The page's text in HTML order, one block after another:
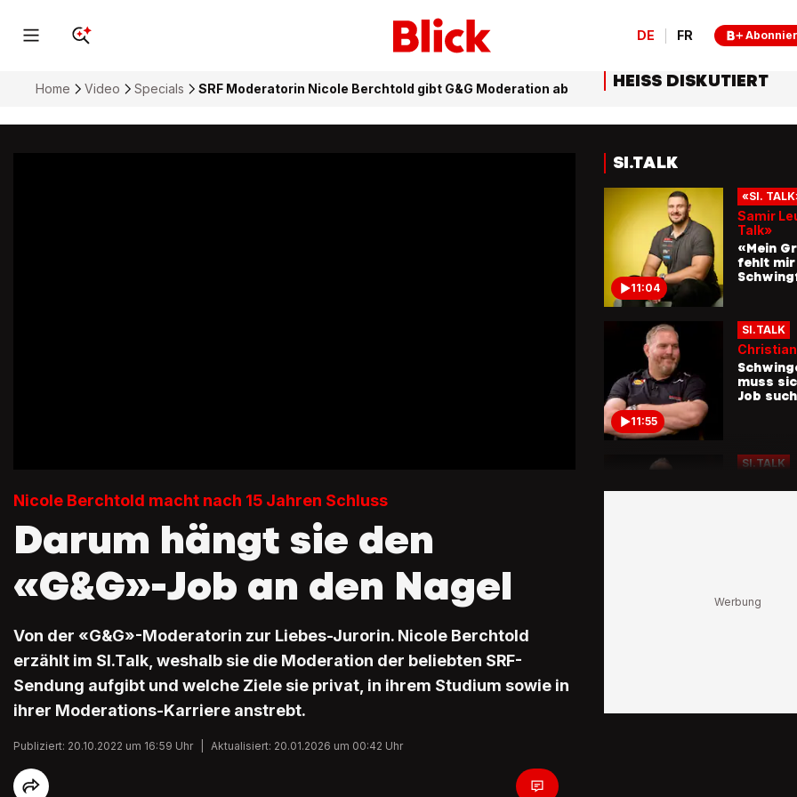
DE FR
Home Video Specials SRF Moderatorin Nicole Berchtold gibt G&G Moderation ab
Nicole Berchtold macht nach 15 Jahren Schluss
Darum hängt sie den
«G&G»-Job an den Nagel
Von der «G&G»-Moderatorin zur Liebes-Jurorin. Nicole Berchtold
erzählt im SI.Talk, weshalb sie die Moderation der beliebten SRF-
Sendung aufgibt und welche Ziele sie privat, in ihrem Studium sowie in
ihrer Moderations-Karriere anstrebt.
Publiziert: 20.10.2022 um 16:59 Uhr Aktualisiert: 20.01.2026 um 00:42 Uhr
SI.TALK
11:04
«SI.
Samir
Talk»
«Mein
fehlt mir
11:55
SI.TALK
muss
Job
SI.TALK
HEISS DISKUTIERT